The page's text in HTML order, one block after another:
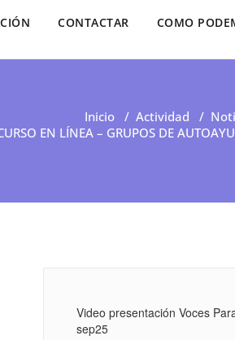
CONTACTAR COMO
Inicio / Actividad /
EN LÍNEA – GRUPOS DE
Video presentación Voces
sep25